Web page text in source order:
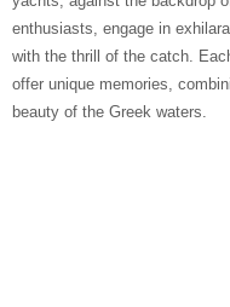
enthusiasts, engage in
with the thrill of the catch.
offer unique memories,
beauty of the Greek waters.